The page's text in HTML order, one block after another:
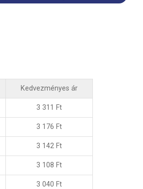
Kedvezményes ár
3 311 Ft
3 176 Ft
3 142 Ft
3 108 Ft
3 040 Ft